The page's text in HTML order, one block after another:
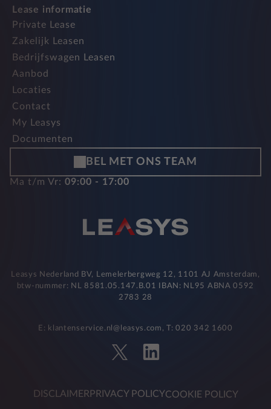
Lease informatie
Private Lease
Zakelijk Leasen
Bedrijfswagen Leasen
Aanbod
Locaties
Contact
My Leasys
Documenten
BEL MET ONS TEAM
Ma t/m Vr: 09:00 - 17:00
Leasys Nederland BV, Lemelerbergweg 12, 1101 AJ Amsterdam,
btw-nummer: NL 8581.05.147.B.01 IBAN: NL95 ABNA 0592
2783 28
E: klantenservice.nl@leasys.com, T: 020 342 1600
DISCLAIMER PRIVACY POLICYCOOKIE POLICY